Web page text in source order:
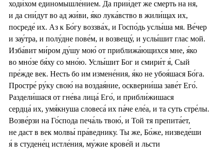
ходи́хом единомышле́нием. Да прии́дет же смерть на ня,
и да сни́дут во ад жи́ви, я́ко лука́вство в жили́щах их,
посреде́ их. Аз к Бо́гу воззва́х, и Госпо́дь услы́ша мя. Ве́чер
и зау́тра, и полу́дне пове́м, и возвещу́, и услы́шит глас мой.
Изба́вит ми́ром ду́шу мою́ от приближа́ющихся мне, я́ко
во мно́зе бя́ху со мно́ю. Услы́шит Бог и смири́т я́, Сый
пре́жде век. Несть бо им измене́ния, я́ко не убоя́шася Бо́га.
Простре́ ру́ку свою́ на воздая́ние, оскверни́ша заве́т Его́.
Раздели́шася от гне́ва лица́ Его́, и прибли́жишася
сердца́ их, умя́кнуша словеса́ их па́че еле́а, и та суть стре́лы.
Возве́рзи на Го́спода печа́ль твою́, и Той тя препита́ет,
не даст в век молвы́ пра́веднику. Ты же, Бо́же, низведе́ши
я́ в студене́ц истле́ния, му́жие крове́й и льсти